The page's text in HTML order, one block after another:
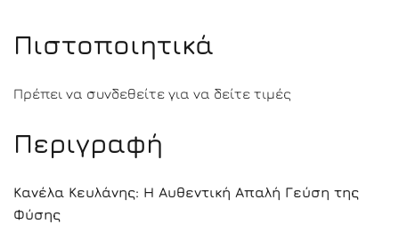
Πιστοποιητικά
Πρέπει να συνδεθείτε για να δείτε τιμές
Περιγραφή
Κανέλα Κευλάνης: Η Αυθεντική Απαλή Γεύση της
Φύσης